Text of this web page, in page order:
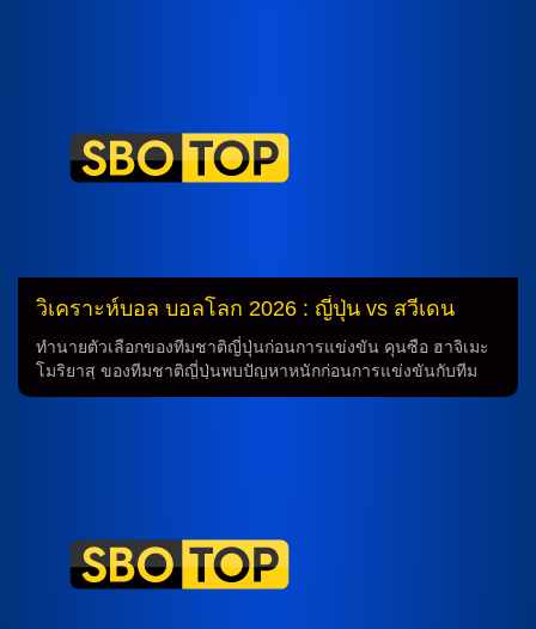
กลาง พร้อมกับ โมฮาเหม็ด ซาลาห์ ทีมกัปตันที่มีสถิติดาวยิงสูงสุด
ตลอดกาลของชาติ เตรียมลงปักหลักในแนวรุก โดยมี โอมาร์ มาร์
มูช นักเตะแนวรุกฟอร์มฮอตจาก แมนเชสเตอร์ ซิตี้ พร้อมลงค้ำใน
แหน่งแบ็คซ้าย พร้อมกับ ซามาน ก็อดดอส และ ซาอี๊ด เอซาโต
ลาฮี ลงปักหลักคุมเกมในแดนกลาง […]
วิเคราะห์บอล บอลโลก 2026 : ญี่ปุ่น vs สวีเดน
ทำนายตัวเลือกของทีมชาติญี่ปุ่นก่อนการแข่งขัน คุนซือ ฮาจิเมะ
โมริยาสุ ของทีมชาติญี่ปุ่นพบปัญหาหนักก่อนการแข่งขันกับทีม
ชาติฮอลแลนด์ โดยมีผู้เล่นสำคัญอย่าง ทาเคฟูสะ คูโบะ และ ชู
โตมิยาสุ, โค อิตาคูระ, ฮิโรกิ อิโตะ และ ริซึ โดอัน, ไคชู ซาโนะ,
อาโอะ ทานากะ, เคอิโตะ นากามูระ ในกลางสนาม และ จุนยะ อิ
โตะ และ ไดจิ คามาดะ ในบรรเลงหน้า และอายาเสะ อูเอดะ เป็น